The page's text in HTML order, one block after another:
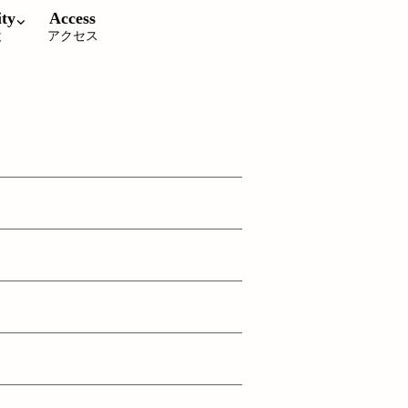
Access
アクセス